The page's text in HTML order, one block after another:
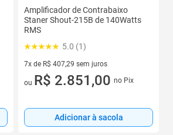
Amplificador de Contrabaixo
Staner Shout-215B de 140Watts
RMS
5.0 (1)
7x de R$ 407,29 sem juros
7 vez de R$ 407,29 sem juros
ou R$ 2.851,00 no Pix
Adicionar à sacola